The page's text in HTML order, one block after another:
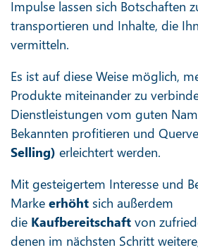
Impulse lassen sich Botschaften
transportieren und Inhalte, die
vermitteln.
Es ist auf diese Weise möglich,
Produkte miteinander zu
Dienstleistungen vom guten
Bekannten profitieren und
Selling) erleichtert werden.
Mit gesteigertem Interesse und
Markeerhöht sich außerdem
die Kaufbereitschaft von
denen im nächsten Schritt